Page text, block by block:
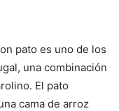
pato es uno de los
una combinación
El pato
cama de arroz